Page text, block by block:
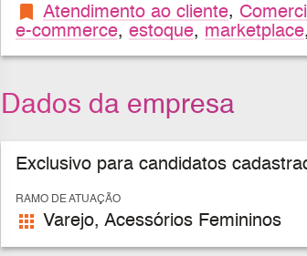
bookmark Atendimento ao cliente,
e-commerce, estoque, marketplace,
Dados da empresa
Exclusivo para candidatos
RAMO DE ATUAÇÃO
apps Varejo, Acessórios Femininos